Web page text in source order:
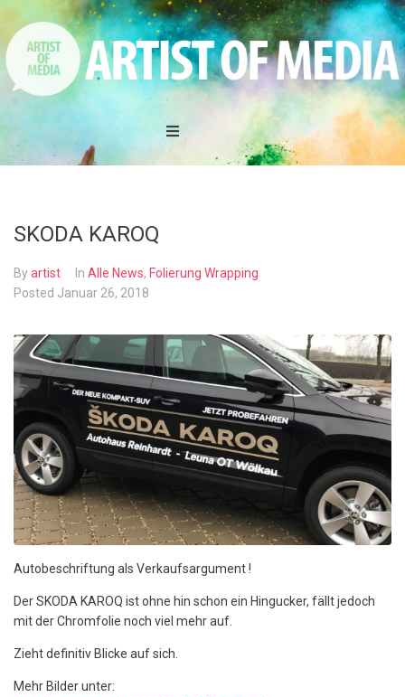
LEISTUNGEN
AKTIONEN
Kontakt
SKODA KAROQ
Byartist In Alle News, Folierung Wrapping
Posted Januar 26, 2018
Autobeschriftung als Verkaufsargument !
Der SKODA KAROQ ist ohne hin schon ein Hingucker, fällt jedoch
mit der Chromfolie noch viel mehr auf.
Zieht definitiv Blicke auf sich.
Mehr Bilder unter: